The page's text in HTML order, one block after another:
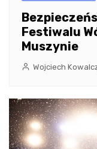
Festiwalu
Muszynie
Wojciech